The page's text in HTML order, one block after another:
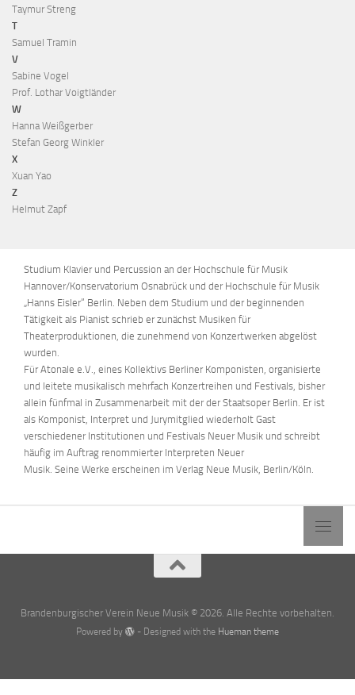
Studium Klavier und Percussion an der Hochschule für Musik
Hannover/Konservatorium Osnabrück und der Hochschule für Musik
„Hanns Eisler“ Berlin. Neben dem Studium und der beginnenden
Tätigkeit als Pianist schrieb er zunächst Musiken für
Theaterproduktionen, die zunehmend von Konzertwerken abgelöst
wurden.
Für Atonale e.V., eines Kollektivs Berliner Komponisten, organisierte
und leitete musikalisch mehrfach Konzertreihen und Festivals, bisher
allein fünfmal in Zusammenarbeit mit der der Staatsoper Berlin. Er ist
als Komponist, Interpret und Jurymitglied wiederholt Gast
verschiedener Institutionen und Festivals Neuer Musik und schreibt
häufig im Auftrag renommierter Interpreten Neuer
Musik. Seine Werke erscheinen im Verlag Neue Musik, Berlin/Köln.
Taymur Streng
T
Samuel Tramin
V
Sabine Vogel
Prof. Lothar Voigtländer
W
Hanna Weißgerber
Stefan Georg Winkler
X
Xuan Yao
Z
Helmut Zapf
Brandenburgischer Verein Neue Musik © 2026. Alle Rechte vorbehalten.
Powered by - Designed with the Hueman theme